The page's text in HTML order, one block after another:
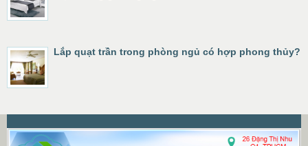
Lắp quạt trần trong phòng ngủ có hợp phong thủy?